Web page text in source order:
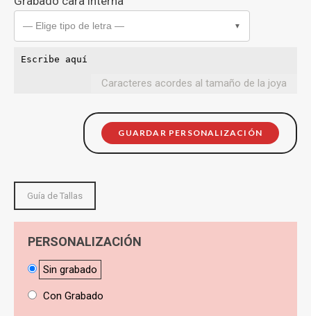
— Elige tipo de letra — ▼
Caracteres acordes al tamaño de la joya
GUARDAR PERSONALIZACIÓN
Guía de Tallas
PERSONALIZACIÓN
Sin grabado
Con Grabado